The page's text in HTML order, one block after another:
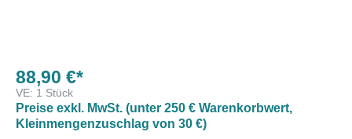
88,90 €*
VE: 1 Stück
Preise exkl. MwSt. (unter 250 € Warenkorbwert,
Kleinmengenzuschlag von 30 €)